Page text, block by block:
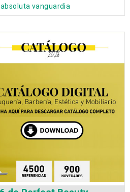
vanguardia